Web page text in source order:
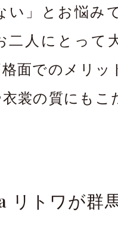
い」とお悩み
二人にとって
面でのメリッ
裳の質にもこ
リトワが群